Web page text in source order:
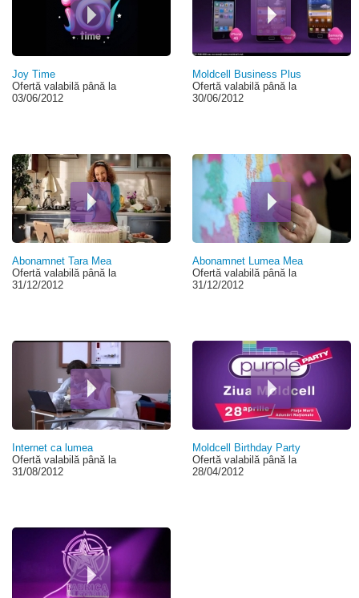
Joy Time
Ofertă valabilă până la
03/06/2012
Moldcell Business Plus
Ofertă valabilă până la
30/06/2012
Abonamnet Tara Mea
Ofertă valabilă până la
31/12/2012
Abonamnet Lumea Mea
Ofertă valabilă până la
31/12/2012
Internet ca lumea
Ofertă valabilă până la
31/08/2012
Moldcell Birthday Party
Ofertă valabilă până la
28/04/2012